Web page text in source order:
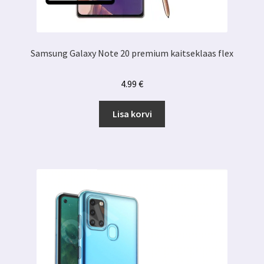
Samsung Galaxy Note 20 premium kaitseklaas flex
4.99 €
Lisa korvi